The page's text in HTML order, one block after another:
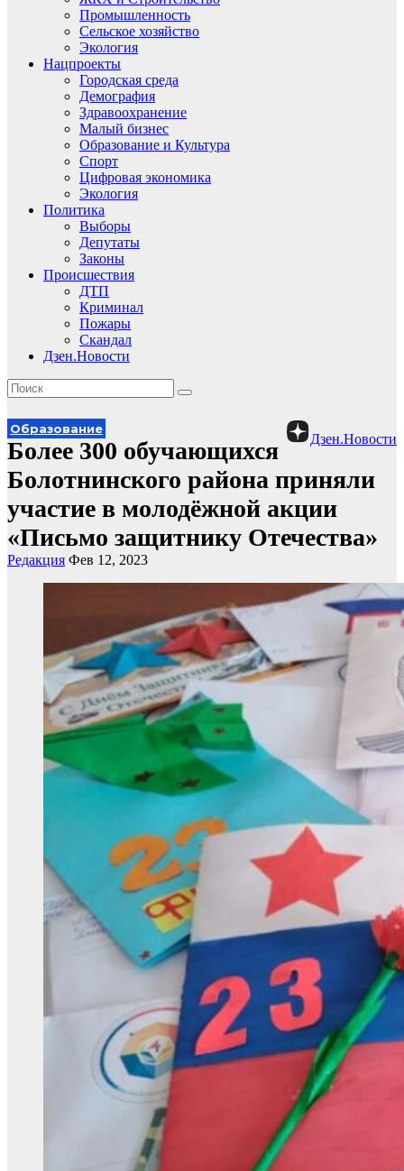
Промышленность
Сельское хозяйство
Экология
Нацпроекты
Городская среда
Демография
Здравоохранение
Малый бизнес
Образование и Культура
Спорт
Цифровая экономика
Экология
Политика
Выборы
Депутаты
Законы
Происшествия
ДТП
Криминал
Пожары
Скандал
Дзен.Новости
Дзен.Новости
Образование
Более 300 обучающихся
Болотнинского района приняли
участие в молодёжной акции
«Письмо защитнику Отечества»
Редакция Фев 12, 2023